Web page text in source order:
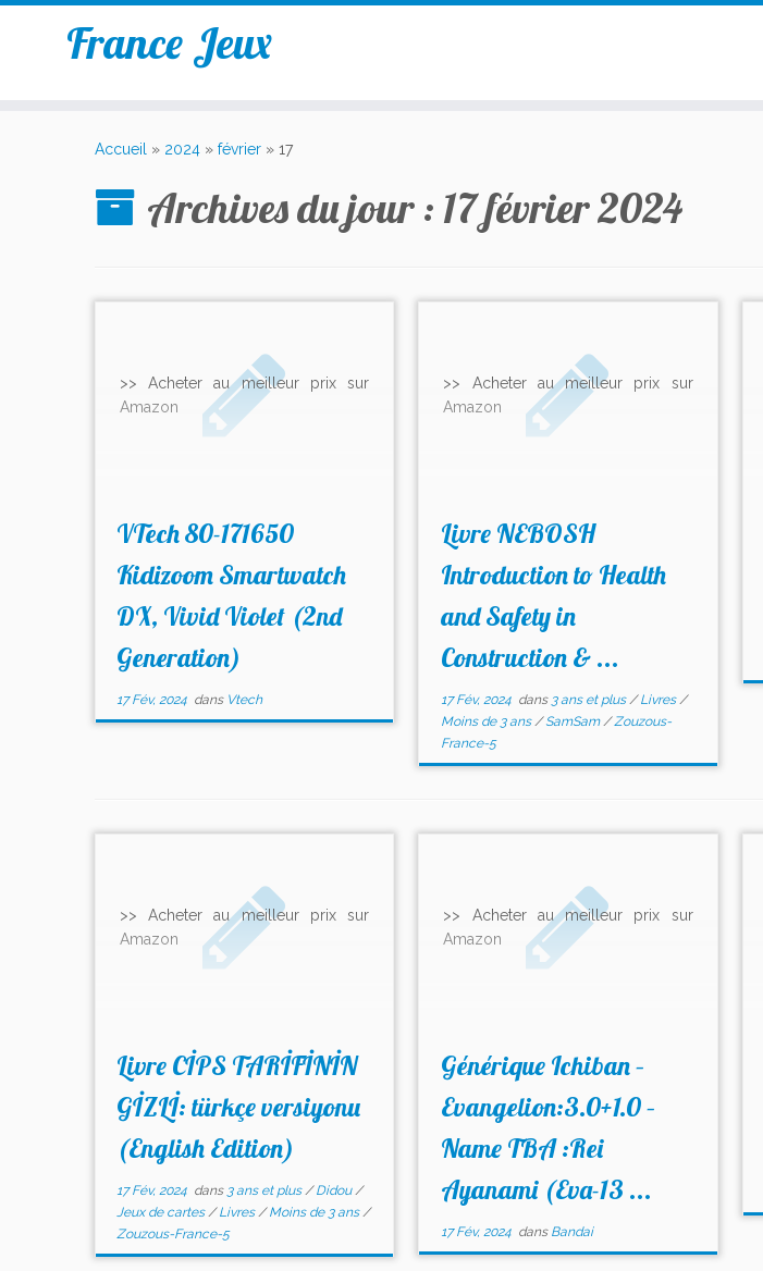
France Jeux
Accueil » 2024 » février » 17
Archives du jour : 17 février 2024
>> Acheter au meilleur prix sur
Amazon
VTech 80-171650
Kidizoom Smartwatch
DX, Vivid Violet (2nd
Generation)
17 Fév, 2024 dans Vtech
>> Acheter au meilleur prix sur
Amazon
Livre NEBOSH
Introduction to Health
and Safety in
Construction & ...
17 Fév, 2024dans 3 ans et plus/Livres/
Moins de 3 ans/SamSam/Zouzous-
France-5
>> Acheter au meilleur prix sur
Amazon
Livre CİPS TARİFİNİN
GİZLİ: türkçe versiyonu
(English Edition)
17 Fév, 2024 dans 3 ans et plus/Didou/
Jeux de cartes/Livres/Moins de 3 ans/
Zouzous-France-5
>> Acheter au meilleur prix sur
Amazon
Générique Ichiban –
Evangelion:3.0+1.0 –
Name TBA :Rei
Ayanami (Eva-13 ...
17 Fév, 2024dans Bandai